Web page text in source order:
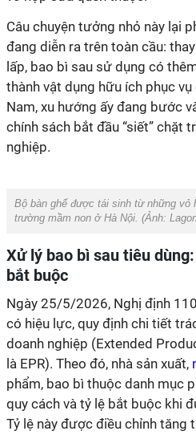
Câu chuyện tưởng nhỏ này lại
đang diễn ra trên toàn cầu:
lấp, bao bì sau sử dụng có
thành vật dụng hữu ích phục
Nam, xu hướng ấy đang bước
chính sách bắt đầu “siết” chặt
nghiệp.
Bộ bàn ghế được tái sinh từ những
trường mầm non ở Hà Nội. (Ảnh:
Xử lý bao bì sau tiêu
bắt buộc
Ngày 25/5/2026, Nghị định
có hiệu lực, quy định chi tiết
doanh nghiệp (Extended
là EPR). Theo đó, nhà sản xuất,
phẩm, bao bì thuộc danh mục
quy cách và tỷ lệ bắt buộc khi
Tỷ lệ này được điều chỉnh tăng